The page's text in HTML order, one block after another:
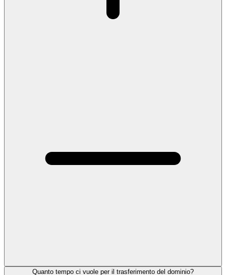
Quanto tempo ci vuole per il trasferimento del dominio?